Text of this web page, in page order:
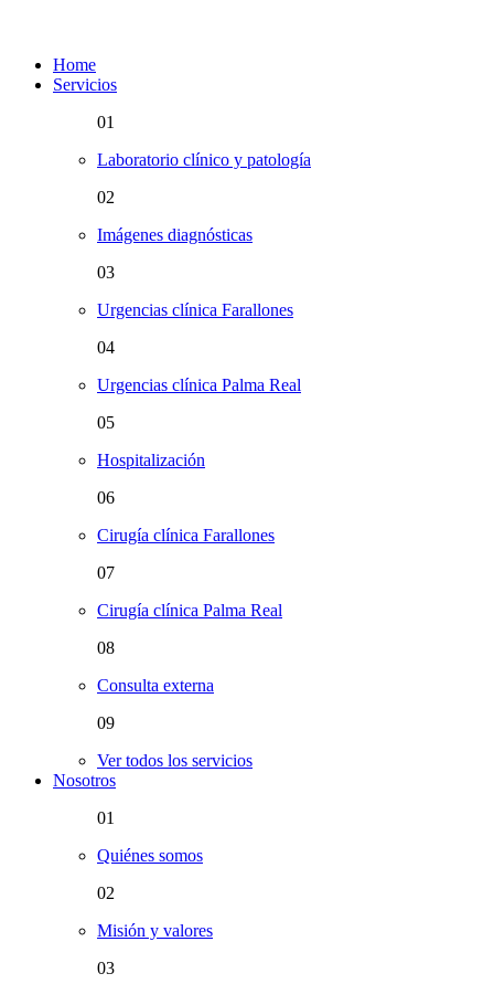
Home
Servicios
01
Laboratorio clínico y patología
02
Imágenes diagnósticas
03
Urgencias clínica Farallones
04
Urgencias clínica Palma Real
05
Hospitalización
06
Cirugía clínica Farallones
07
Cirugía clínica Palma Real
08
Consulta externa
09
Ver todos los servicios
Nosotros
01
Quiénes somos
02
Misión y valores
03